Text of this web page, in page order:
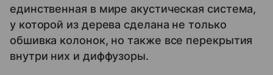
единственная в мире акустическая система,
у которой из дерева сделана не только
обшивка колонок, но также все перекрытия
внутри них и диффузоры.